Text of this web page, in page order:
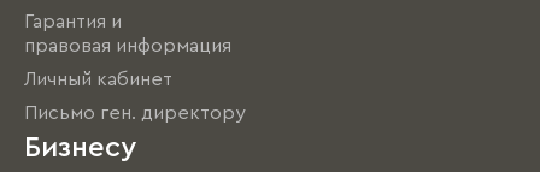
Гарантия и
правовая информация
Личный кабинет
Письмо ген. директору
Бизнесу